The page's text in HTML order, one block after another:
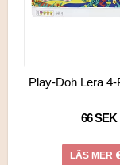
Play-Doh Lera
66 SEK
LÄS MER